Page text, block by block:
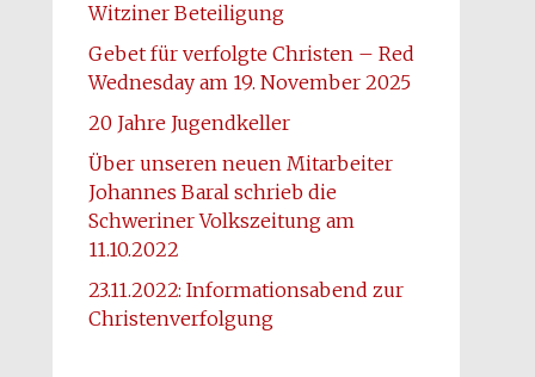
Witziner Beteiligung
Gebet für verfolgte Christen – Red
Wednesday am 19. November 2025
20 Jahre Jugendkeller
Über unseren neuen Mitarbeiter
Johannes Baral schrieb die
Schweriner Volkszeitung am
11.10.2022
23.11.2022: Informationsabend zur
Christenverfolgung